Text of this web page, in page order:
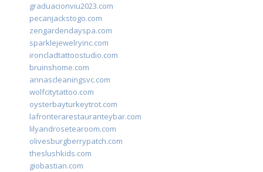
graduacionviu2023.com
pecanjackstogo.com
zengardendayspa.com
sparklejewelryinc.com
ironcladtattoostudio.com
bruinshome.com
annascleaningsvc.com
wolfcitytattoo.com
oysterbayturkeytrot.com
lafronterarestauranteybar.com
lilyandrosetearoom.com
olivesburgberrypatch.com
theslushkids.com
giobastian.com